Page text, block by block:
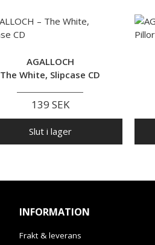
AGALLOCH
The White, Slipcase CD
139 SEK
Slut i lager
INFORMATION
Frakt & leverans